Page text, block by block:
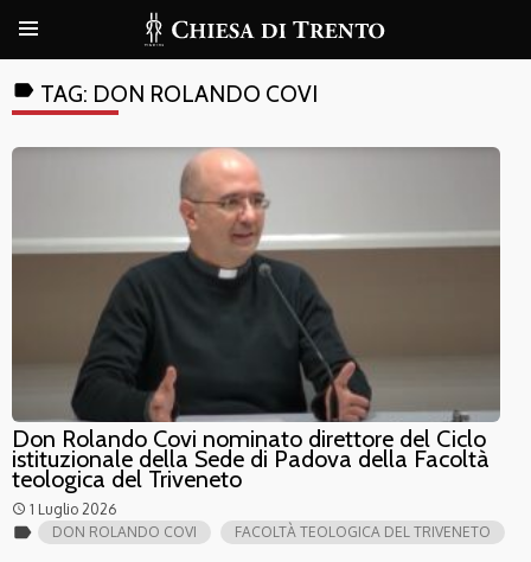
label TAG: DON ROLANDO COVI
Don Rolando Covi nominato direttore del Ciclo
istituzionale della Sede di Padova della Facoltà
teologica del Triveneto
access_time 1 Luglio 2026
label DON ROLANDO COVI FACOLTÀ TEOLOGICA DEL TRIVENETO